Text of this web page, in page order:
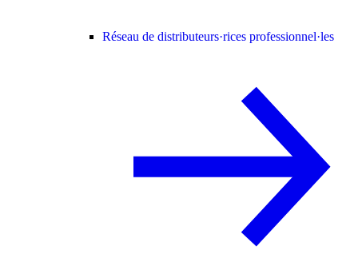
Réseau de distributeurs·rices professionnel·les